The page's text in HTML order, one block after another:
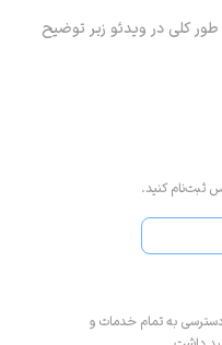
کلی در ویدئو زیر توضیح
ثبت‌نام کنید.
دسترسی به تمام خدمات و